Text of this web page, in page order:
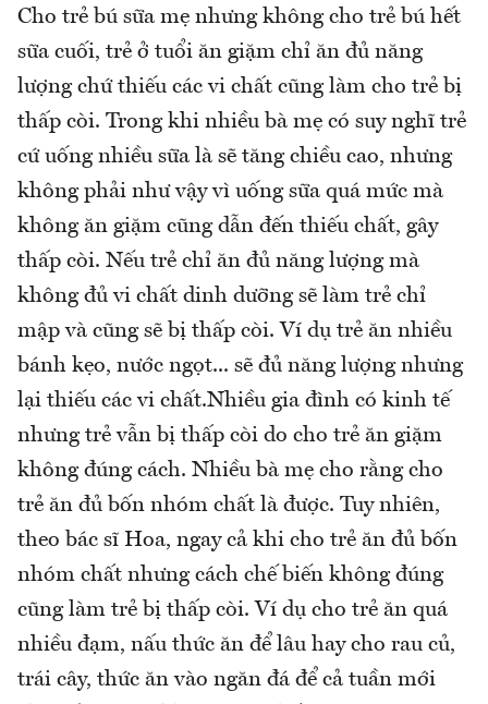
Cho trẻ bú sữa mẹ nhưng không cho trẻ bú hết
sữa cuối, trẻ ở tuổi ăn giặm chỉ ăn đủ năng
lượng chứ thiếu các vi chất cũng làm cho trẻ bị
thấp còi. Trong khi nhiều bà mẹ có suy nghĩ trẻ
cứ uống nhiều sữa là sẽ tăng chiều cao, nhưng
không phải như vậy vì uống sữa quá mức mà
không ăn giặm cũng dẫn đến thiếu chất, gây
thấp còi. Nếu trẻ chỉ ăn đủ năng lượng mà
không đủ vi chất dinh dưỡng sẽ làm trẻ chỉ
mập và cũng sẽ bị thấp còi. Ví dụ trẻ ăn nhiều
bánh kẹo, nước ngọt... sẽ đủ năng lượng nhưng
lại thiếu các vi chất.Nhiều gia đình có kinh tế
nhưng trẻ vẫn bị thấp còi do cho trẻ ăn giặm
không đúng cách. Nhiều bà mẹ cho rằng cho
trẻ ăn đủ bốn nhóm chất là được. Tuy nhiên,
theo bác sĩ Hoa, ngay cả khi cho trẻ ăn đủ bốn
nhóm chất nhưng cách chế biến không đúng
cũng làm trẻ bị thấp còi. Ví dụ cho trẻ ăn quá
nhiều đạm, nấu thức ăn để lâu hay cho rau củ,
trái cây, thức ăn vào ngăn đá để cả tuần mới